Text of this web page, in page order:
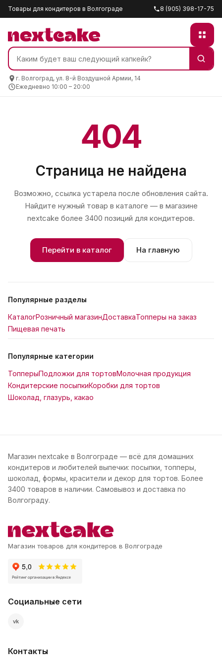
Товары для кондитеров в Волгограде 8 (905) 398-17-75
г. Волгоград, ул. 8-й Воздушной Армии, 14
Ежедневно 10:00 – 20:00
404
Страница не найдена
Возможно, ссылка устарела после обновления сайта.
Найдите нужный товар в каталоге — в магазине
nextcake более 3400 позиций для кондитеров.
Перейти в каталог На главную
Популярные разделы
КаталогРозничный магазинДоставкаТопперы на заказ
Пищевая печать
Популярные категории
ТопперыПодложки для тортовМолочная продукция
Кондитерские посыпкиКоробки для тортов
Шоколад, глазурь, какао
Магазин nextcake в Волгограде — всё для домашних
кондитеров и любителей выпечки: посыпки, топперы,
шоколад, формы, красители и декор для тортов. Более
3400 товаров в наличии. Самовывоз и доставка по
Волгограду.
Магазин товаров для кондитеров в Волгограде
Социальные сети
vk
Контакты